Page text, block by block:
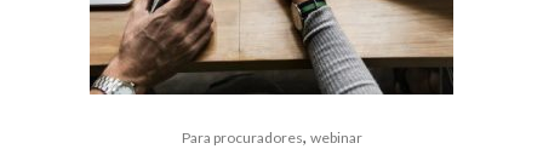
Para procuradores, webinar